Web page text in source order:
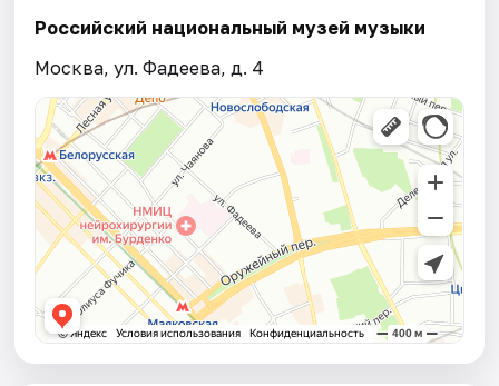
Российский национальный музей музыки
Москва, ул. Фадеева, д. 4